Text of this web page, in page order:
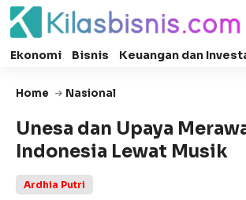
Ekonomi Bisnis Keuangan dan
Home Nasional
Unesa dan Upaya
Indonesia Lewat Musik
Ardhia Putri